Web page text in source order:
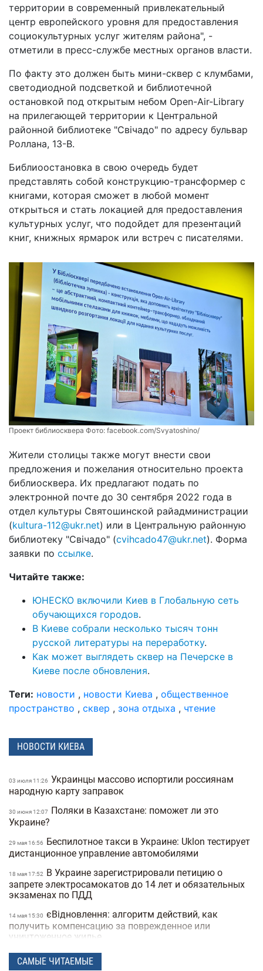
территории в современный привлекательный
центр европейского уровня для предоставления
социокультурных услуг жителям района", -
отметили в пресс-службе местных органов власти.
По факту это должен быть мини-сквер с клумбами,
светодиодной подсветкой и библиотечной
остановкой под открытым небом Open-Air-Library
на прилегающей территории к Центральной
районной библиотеке "Свічадо" по адресу бульвар
Роллана, 13-В.
Библиоостановка в свою очередь будет
представлять собой конструкцию-трансформер с
книгами, которая сможет в любой момент
открыться и стать локацией для предоставления
культурных услуг, что подойдет для презентаций
книг, книжных ярмарок или встреч с писателями.
Проект библиосквера Фото: facebook.com/Svyatoshino/
Жители столицы также могут внести свои
предложения и пожелания относительно проекта
библиосквера. Их предлагают подать по
электронной почте до 30 сентября 2022 года в
отдел культуры Святошинской райадминистрации
(kultura-112@ukr.net) или в Центральную районную
библиотеку "Свічадо" (cvihcado47@ukr.net). Форма
заявки по ссылке.
Читайте также:
ЮНЕСКО включили Киев в Глобальную сеть
обучающихся городов.
В Киеве собрали несколько тысяч тонн
русской литературы на переработку.
Как может выглядеть сквер на Печерске в
Киеве после обновления.
Теги: новости , новости Киева , общественное
пространство , сквер , зона отдыха , чтение
НОВОСТИ КИЕВА
03 июля 11:26 Украинцы массово испортили россиянам
народную карту заправок
30 июня 12:07
Поляки в Казахстане: поможет ли это
Украине?
29 мая 16:56
Беспилотное такси в Украине: Uklon тестирует
дистанционное управление автомобилями
18 мая 17:52
В Украине зарегистрировали петицию о
запрете электросамокатов до 14 лет и обязательных
экзаменах по ПДД
14 мая 15:30 єВідновлення: алгоритм действий, как
получить компенсацию за поврежденное или
уничтоженное жилье
06 мая 15:50 В Украине хотят запретить электросамокаты
на тротуарах: где и как они будут ездить
САМЫЕ ЧИТАЕМЫЕ